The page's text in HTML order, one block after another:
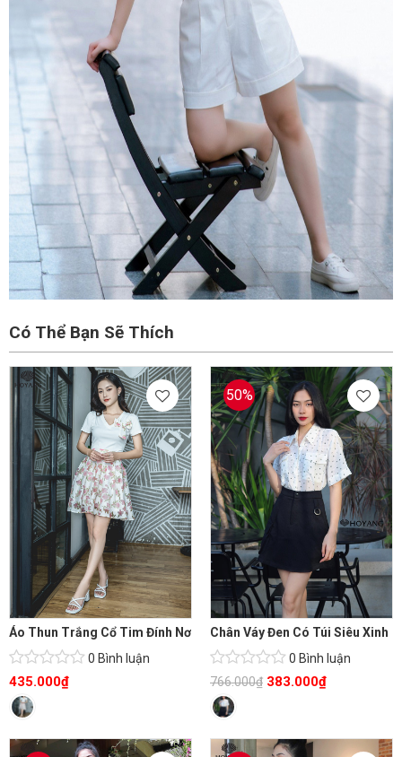
Có Thể Bạn Sẽ Thích
Áo Thun Trắng Cổ Tim Đính Nơ
0 Bình luận
435.000₫
50%
Chân Váy Đen Có Túi Siêu Xinh
0 Bình luận
766.000₫ 383.000₫